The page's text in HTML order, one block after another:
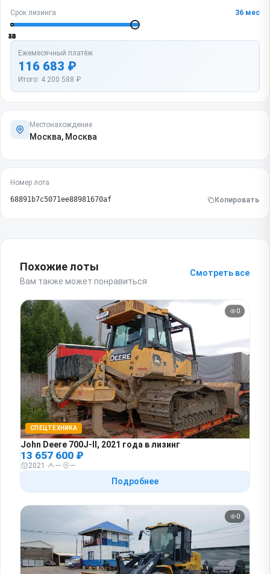
Срок лизинга 36 мес
12
24
36
48
60
Ежемесячный платёж
116 683 ₽
Итого: 4 200 588 ₽
Местонахождение
Москва, Москва
Номер лота
68891b7c5071ee88981670af Копировать
Похожие лоты
Вам также может понравиться
Смотреть все
0
СПЕЦТЕХНИКА
John Deere 700J-II, 2021 года в лизинг
13 657 600 ₽
2021 · —· —
Подробнее
0